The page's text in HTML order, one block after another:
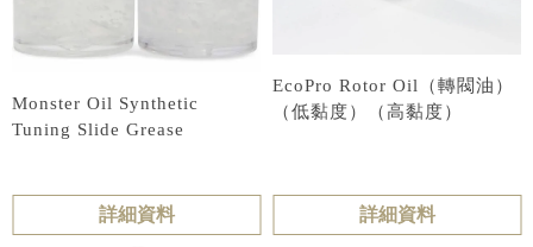
Monster Oil Synthetic
Tuning Slide Grease
詳細資料
EcoPro Rotor Oil（轉閥油）
（低黏度）（高黏度）
詳細資料